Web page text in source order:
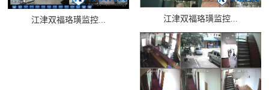
江津双福珞璜监控... 江津双福珞璜监控...